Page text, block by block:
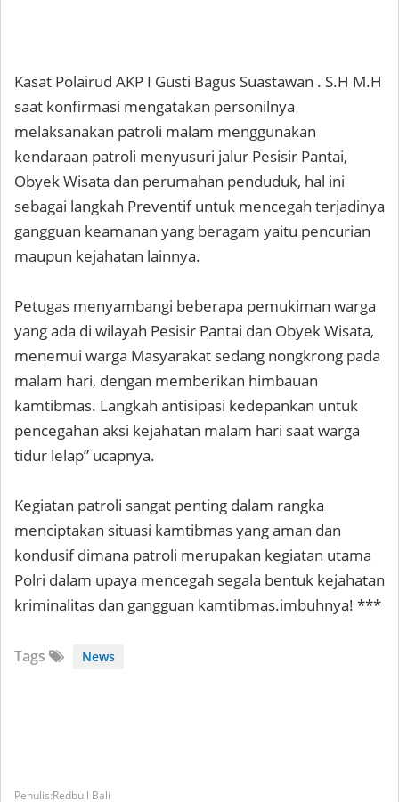
Kasat Polairud AKP I Gusti Bagus Suastawan . S.H M.H
saat konfirmasi mengatakan personilnya
melaksanakan patroli malam menggunakan
kendaraan patroli menyusuri jalur Pesisir Pantai,
Obyek Wisata dan perumahan penduduk, hal ini
sebagai langkah Preventif untuk mencegah terjadinya
gangguan keamanan yang beragam yaitu pencurian
maupun kejahatan lainnya.
Petugas menyambangi beberapa pemukiman warga
yang ada di wilayah Pesisir Pantai dan Obyek Wisata,
menemui warga Masyarakat sedang nongkrong pada
malam hari, dengan memberikan himbauan
kamtibmas. Langkah antisipasi kedepankan untuk
pencegahan aksi kejahatan malam hari saat warga
tidur lelap” ucapnya.
Kegiatan patroli sangat penting dalam rangka
menciptakan situasi kamtibmas yang aman dan
kondusif dimana patroli merupakan kegiatan utama
Polri dalam upaya mencegah segala bentuk kejahatan
kriminalitas dan gangguan kamtibmas.imbuhnya! ***
Tags News
Redbull Bali